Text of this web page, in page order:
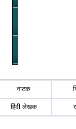
नाटक
हिंदी लेखक